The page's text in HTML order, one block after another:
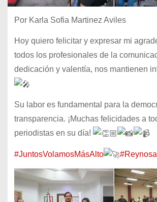
Por Karla Sofia Martinez Aviles
Hoy quiero felicitar y expresar mi
todos los profesionales de la
dedicación y valentía, nos mantienen
Su labor es fundamental para la
transparencia. ¡Muchas felicidades a
periodistas en su día!
#JuntosVolamosMásAlto #Reynosa